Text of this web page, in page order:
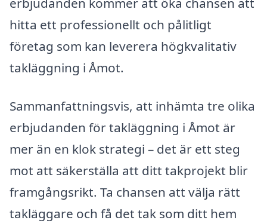
hitta ett professionellt och pålitligt
företag som kan leverera högkvalitativ
takläggning i Åmot.
Sammanfattningsvis, att inhämta tre olika
erbjudanden för takläggning i Åmot är
mer än en klok strategi – det är ett steg
mot att säkerställa att ditt takprojekt blir
framgångsrikt. Ta chansen att välja rätt
takläggare och få det tak som ditt hem